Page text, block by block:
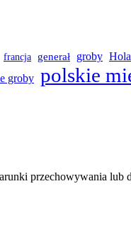
francja generał groby
groby polskie
przechowywania lub